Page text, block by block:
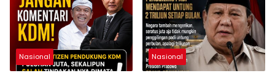
Nasional Nasional